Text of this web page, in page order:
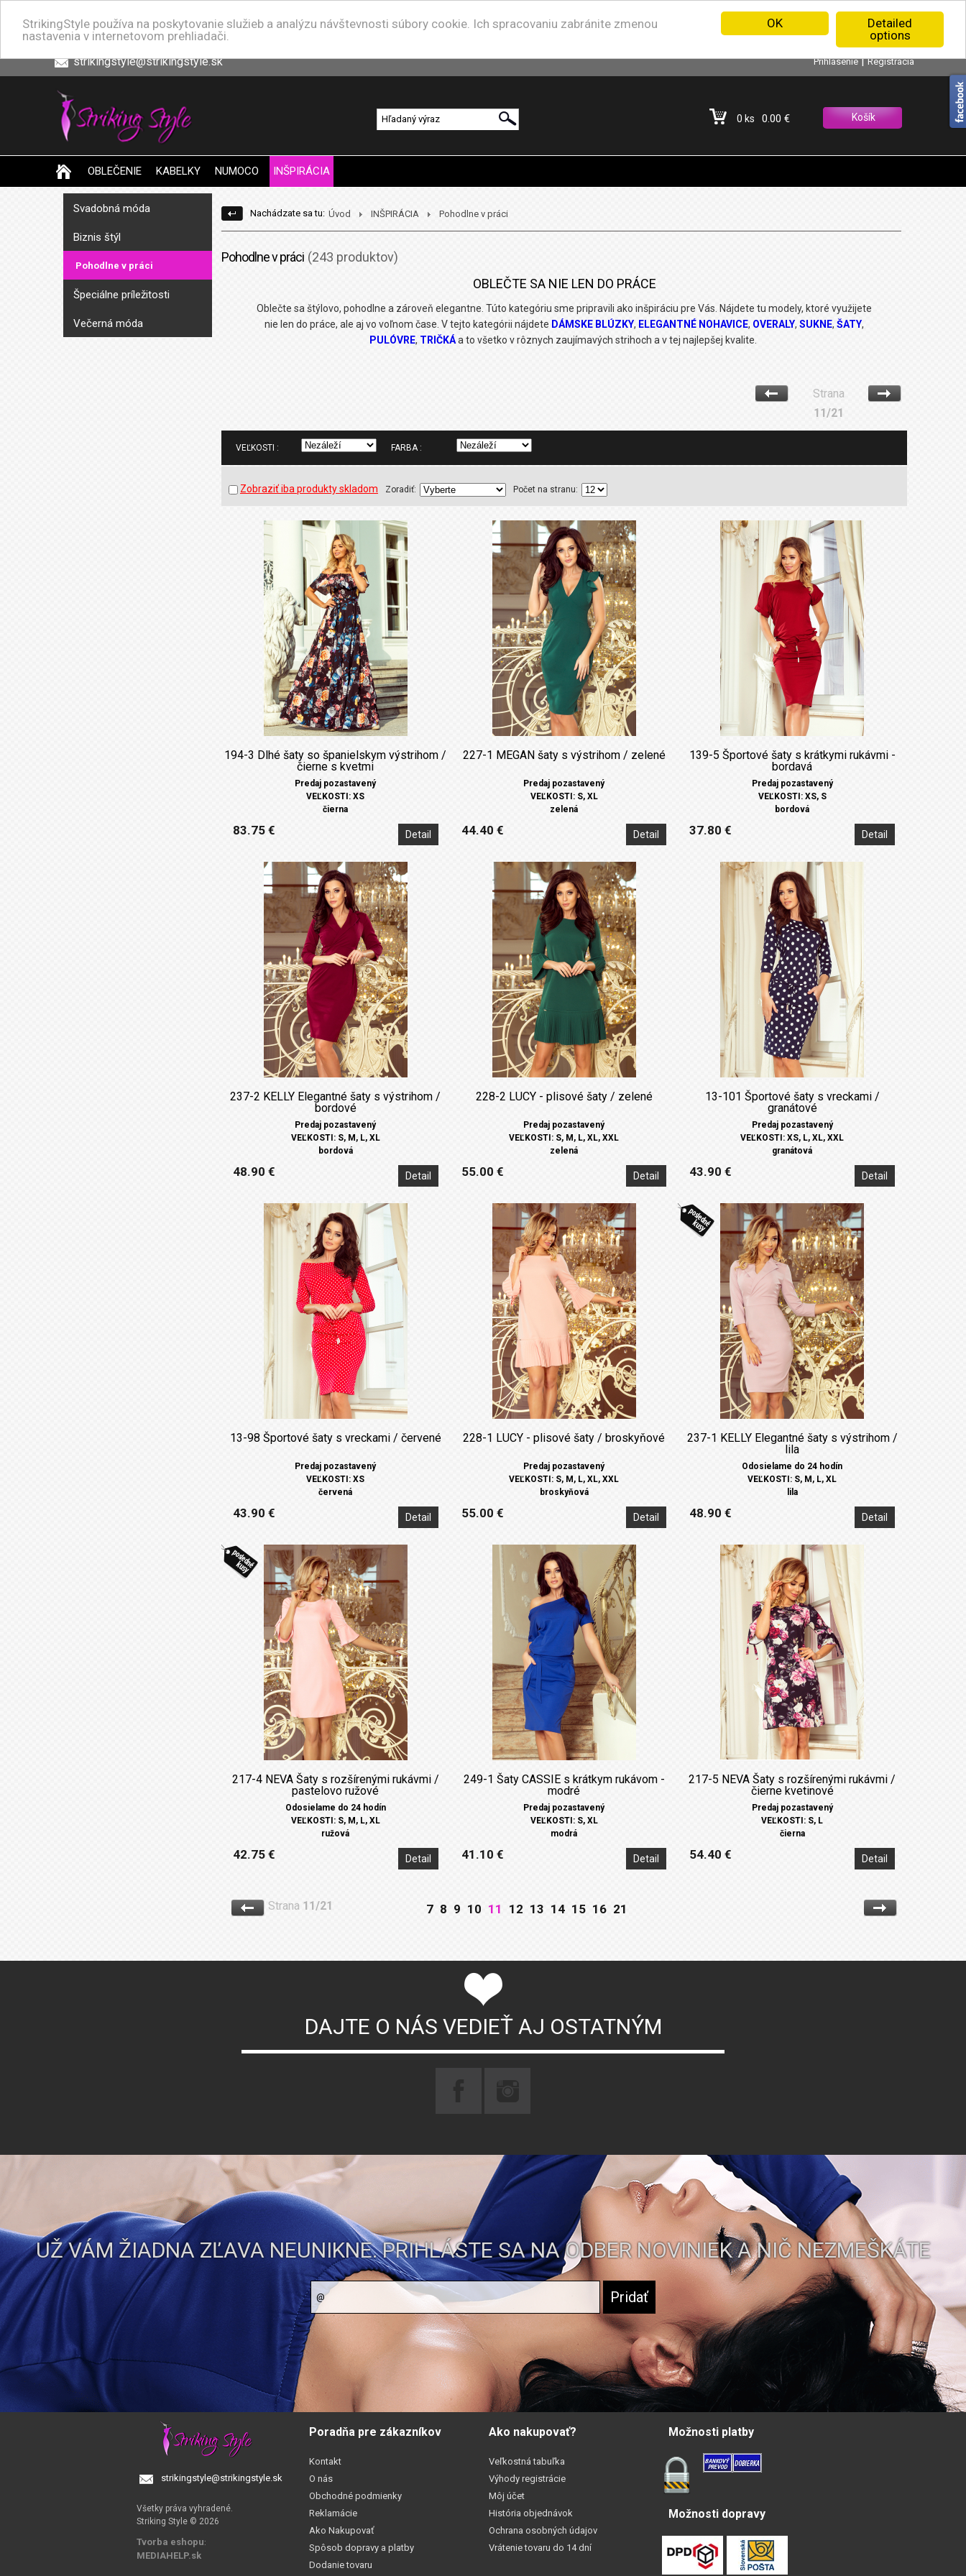
Detailed
options
OK
StrikingStyle používa na poskytovanie služieb a analýzu návštevnosti súbory cookie. Ich spracovaniu zabránite zmenou
nastavenia v internetovom prehliadači.
strikingstyle@strikingstyle.sk Prihlásenie|Registrácia
0 ks 0.00 € Košík
OBLEČENIE KABELKY NUMOCO INŠPIRÁCIA
Svadobná móda
Biznis štýl
Pohodlne v práci
Špeciálne príležitosti
Večerná móda
Nachádzate sa tu: Úvod INŠPIRÁCIA Pohodlne v práci
Pohodlne v práci (243 produktov)
OBLEČTE SA NIE LEN DO PRÁCE
Oblečte sa štýlovo, pohodlne a zároveň elegantne. Túto kategóriu sme pripravili ako inšpiráciu pre Vás. Nájdete tu modely, ktoré využijete
nie len do práce, ale aj vo voľnom čase. V tejto kategórii nájdete DÁMSKE BLÚZKY, ELEGANTNÉ NOHAVICE, OVERALY, SUKNE, ŠATY,
PULÓVRE, TRIČKÁa to všetko v rôznych zaujímavých strihoch a v tej najlepšej kvalite.
Strana
11/21
VEĽKOSTI : FARBA :
Zobraziť iba produkty skladom Zoradiť: Počet na stranu:
194-3 Dlhé šaty so španielskym výstrihom /
čierne s kvetmi
Predaj pozastavený
VEĽKOSTI: XS
čierna
83.75 € Detail
227-1 MEGAN šaty s výstrihom / zelené
Predaj pozastavený
VEĽKOSTI: S, XL
zelená
44.40 € Detail
139-5 Športové šaty s krátkymi rukávmi -
bordavá
Predaj pozastavený
VEĽKOSTI: XS, S
bordová
37.80 € Detail
237-2 KELLY Elegantné šaty s výstrihom /
bordové
Predaj pozastavený
VEĽKOSTI: S, M, L, XL
bordová
48.90 € Detail
228-2 LUCY - plisové šaty / zelené
Predaj pozastavený
VEĽKOSTI: S, M, L, XL, XXL
zelená
55.00 € Detail
13-101 Športové šaty s vreckami /
granátové
Predaj pozastavený
VEĽKOSTI: XS, L, XL, XXL
granátová
43.90 € Detail
13-98 Športové šaty s vreckami / červené
Predaj pozastavený
VEĽKOSTI: XS
červená
43.90 € Detail
228-1 LUCY - plisové šaty / broskyňové
Predaj pozastavený
VEĽKOSTI: S, M, L, XL, XXL
broskyňová
55.00 € Detail
237-1 KELLY Elegantné šaty s výstrihom /
lila
Odosielame do 24 hodín
VEĽKOSTI: S, M, L, XL
lila
48.90 € Detail
217-4 NEVA Šaty s rozšírenými rukávmi /
pastelovo ružové
Odosielame do 24 hodín
VEĽKOSTI: S, M, L, XL
ružová
42.75 € Detail
249-1 Šaty CASSIE s krátkym rukávom -
modré
Predaj pozastavený
VEĽKOSTI: S, XL
modrá
41.10 € Detail
217-5 NEVA Šaty s rozšírenými rukávmi /
čierne kvetinové
Predaj pozastavený
VEĽKOSTI: S, L
čierna
54.40 € Detail
Strana 11/21 7 8 9 10 11 12 13 14 15 16 21
DAJTE O NÁS VEDIEŤ AJ OSTATNÝM
UŽ VÁM ŽIADNA ZĽAVA NEUNIKNE. PRIHLÁSTE SA NA ODBER NOVINIEK A NIČ NEZMEŠKÁTE
strikingstyle@strikingstyle.sk
Všetky práva vyhradené.
Striking Style © 2026
Tvorba eshopu:
MEDIAHELP.sk
Poradňa pre zákazníkov
Kontakt
O nás
Obchodné podmienky
Reklamácie
Ako Nakupovať
Spôsob dopravy a platby
Dodanie tovaru
Ako nakupovať?
Veľkostná tabuľka
Výhody registrácie
Môj účet
História objednávok
Ochrana osobných údajov
Vrátenie tovaru do 14 dní
Možnosti platby
Možnosti dopravy